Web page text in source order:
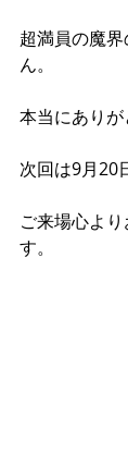
超満員の魔
ん。
本当にありが
次回は9月20
ご来場心よ
す。